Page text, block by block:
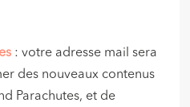
: votre adresse mail sera
des nouveaux contenus
Parachutes, et de